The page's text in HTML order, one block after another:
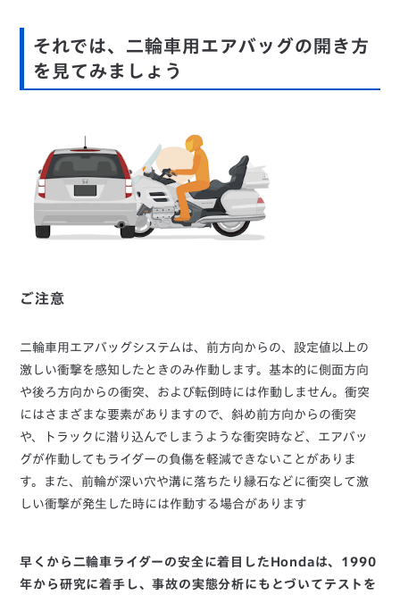
それでは、二輪車用エアバッグの開き方
を見てみましょう
ご注意
二輪車用エアバッグシステムは、前方向からの、設定値以上の
激しい衝撃を感知したときのみ作動します。基本的に側面方向
や後ろ方向からの衝突、および転倒時には作動しません。衝突
にはさまざまな要素がありますので、斜め前方向からの衝突
や、トラックに潜り込んでしまうような衝突時など、エアバッ
グが作動してもライダーの負傷を軽減できないことがありま
す。また、前輪が深い穴や溝に落ちたり縁石などに衝突して激
しい衝撃が発生した時には作動する場合があります
早くから二輪車ライダーの安全に着目したHondaは、1990
年から研究に着手し、事故の実態分析にもとづいてテストを